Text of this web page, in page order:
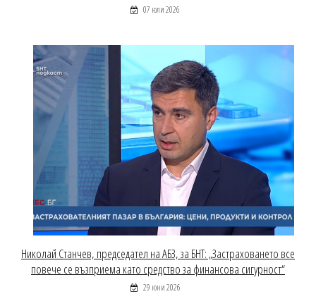
07 юли 2026
Николай Станчев, председател на АБЗ, за БНТ: „Застраховането все
повече се възприема като средство за финансова сигурност“
29 юни 2026